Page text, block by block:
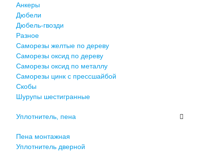
Анкеры
Дюбели
Дюбель-гвозди
Разное
Саморезы желтые по дереву
Саморезы оксид по дереву
Саморезы оксид по металлу
Саморезы цинк с прессшайбой
Скобы
Шурупы шестигранные
Уплотнитель, пена
Пена монтажная
Уплотнитель дверной